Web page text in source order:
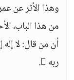
من هذا الباب،
أن من قال: لا
ربه .